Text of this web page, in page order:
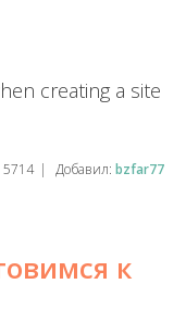
creating a site
5714 | Добавил: bzfar77
к